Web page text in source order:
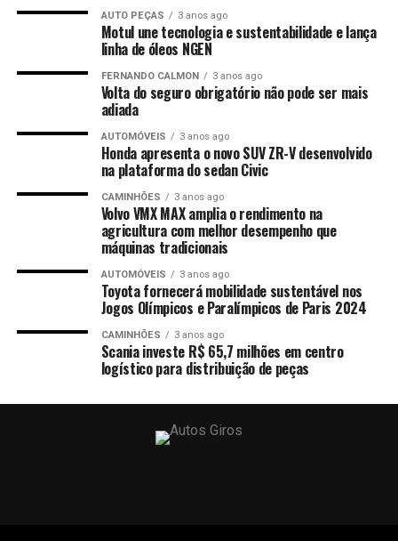
AUTO PEÇAS 3 anos ago
Motul une tecnologia e sustentabilidade e lança
linha de óleos NGEN
FERNANDO CALMON 3 anos ago
Volta do seguro obrigatório não pode ser mais
adiada
AUTOMÓVEIS 3 anos ago
Honda apresenta o novo SUV ZR-V desenvolvido
na plataforma do sedan Civic
CAMINHÕES 3 anos ago
Volvo VMX MAX amplia o rendimento na
agricultura com melhor desempenho que
máquinas tradicionais
AUTOMÓVEIS 3 anos ago
Toyota fornecerá mobilidade sustentável nos
Jogos Olímpicos e Paralímpicos de Paris 2024
CAMINHÕES 3 anos ago
Scania investe R$ 65,7 milhões em centro
logístico para distribuição de peças